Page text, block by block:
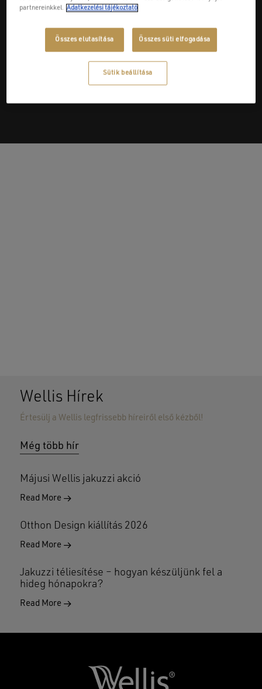
Nincsenek termékek a kosárban.
Next Post
Pannon Csoport - Malom Kereskedőház Kft.
Wellis Hírek
Értesülj a Wellis legfrissebb híreiről első kézből!
Még több hír
Májusi Wellis jakuzzi akció
Read More
Otthon Design kiállítás 2026
Read More
Jakuzzi téliesítése – hogyan készüljünk fel a
hideg hónapokra?
Read More
partnereinkkel. Adatkezelési tájékoztató
Összes elutasítása Összes süti elfogadása
Sütik beállítása